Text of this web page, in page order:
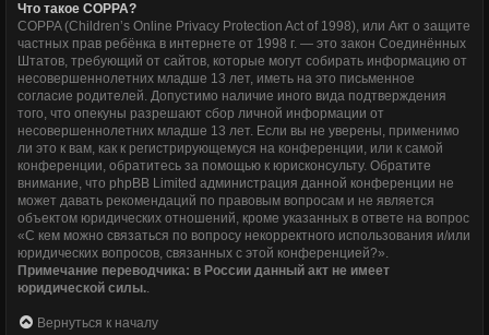
Что такое COPPA?
COPPA (Children’s Online Privacy Protection Act of 1998), или Акт о защите
частных прав ребёнка в интернете от 1998 г. — это закон Соединённых
Штатов, требующий от сайтов, которые могут собирать информацию от
несовершеннолетних младше 13 лет, иметь на это письменное
согласие родителей. Допустимо наличие иного вида подтверждения
того, что опекуны разрешают сбор личной информации от
несовершеннолетних младше 13 лет. Если вы не уверены, применимо
ли это к вам, как к регистрирующемуся на конференции, или к самой
конференции, обратитесь за помощью к юрисконсульту. Обратите
внимание, что phpBB Limited администрация данной конференции не
может давать рекомендаций по правовым вопросам и не является
объектом юридических отношений, кроме указанных в ответе на вопрос
«С кем можно связаться по вопросу некорректного использования и/или
юридических вопросов, связанных с этой конференцией?».
Примечание переводчика: в России данный акт не имеет
юридической силы..
Вернуться к началу